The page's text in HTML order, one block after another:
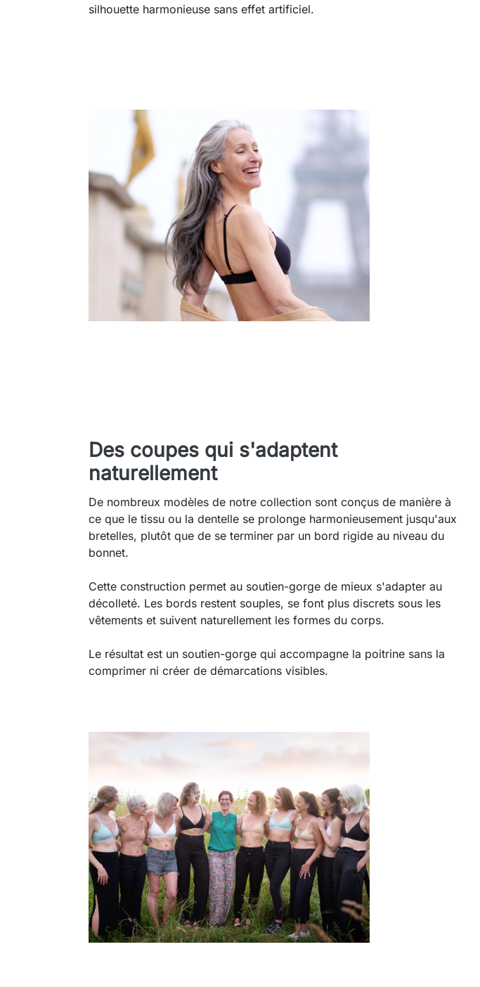
silhouette harmonieuse sans effet artificiel.
Des coupes qui s'adaptent
naturellement
De nombreux modèles de notre collection sont conçus de manière à
ce que le tissu ou la dentelle se prolonge harmonieusement jusqu'aux
bretelles, plutôt que de se terminer par un bord rigide au niveau du
bonnet.
Cette construction permet au soutien-gorge de mieux s'adapter au
décolleté. Les bords restent souples, se font plus discrets sous les
vêtements et suivent naturellement les formes du corps.
Le résultat est un soutien-gorge qui accompagne la poitrine sans la
comprimer ni créer de démarcations visibles.